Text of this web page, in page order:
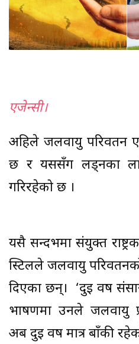
एजेन्सी।
अहिले जलवायु परिवर्तन
छ र यससँग लड्नका
गरिरहेको छ ।
यसै सन्दर्भमा संयुक्त
स्टिलले जलवायु
दिएका छन्। ‘दुई वर्ष
भाषणमा उनले जलवायु
अब दुई वर्ष मात्र बाँकी